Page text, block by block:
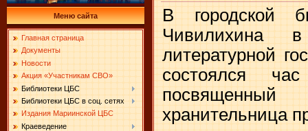
Меню сайта
Главная страница
Документы
Новости
Акция «Участникам СВО»
Библиотеки ЦБС
Библиотеки ЦБС в соц. сетях
Издания Мариинской ЦБС
Краеведение
В городской
Чивилихина
литературной
состоялся
хранительница